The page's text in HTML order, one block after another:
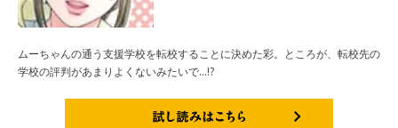
ムーちゃんの通う支援学校を転校することに決めた彩。ところが、転校先の
学校の評判があまりよくないみたいで…!?